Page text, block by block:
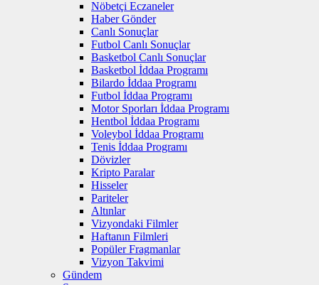
Nöbetçi Eczaneler
Haber Gönder
Canlı Sonuçlar
Futbol Canlı Sonuçlar
Basketbol Canlı Sonuçlar
Basketbol İddaa Programı
Bilardo İddaa Programı
Futbol İddaa Programı
Motor Sporları İddaa Programı
Hentbol İddaa Programı
Voleybol İddaa Programı
Tenis İddaa Programı
Dövizler
Kripto Paralar
Hisseler
Pariteler
Altınlar
Vizyondaki Filmler
Haftanın Filmleri
Popüler Fragmanlar
Vizyon Takvimi
Gündem